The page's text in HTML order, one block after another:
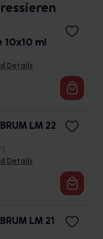
10x10 ml
Details
LM 22
Details
LM 21